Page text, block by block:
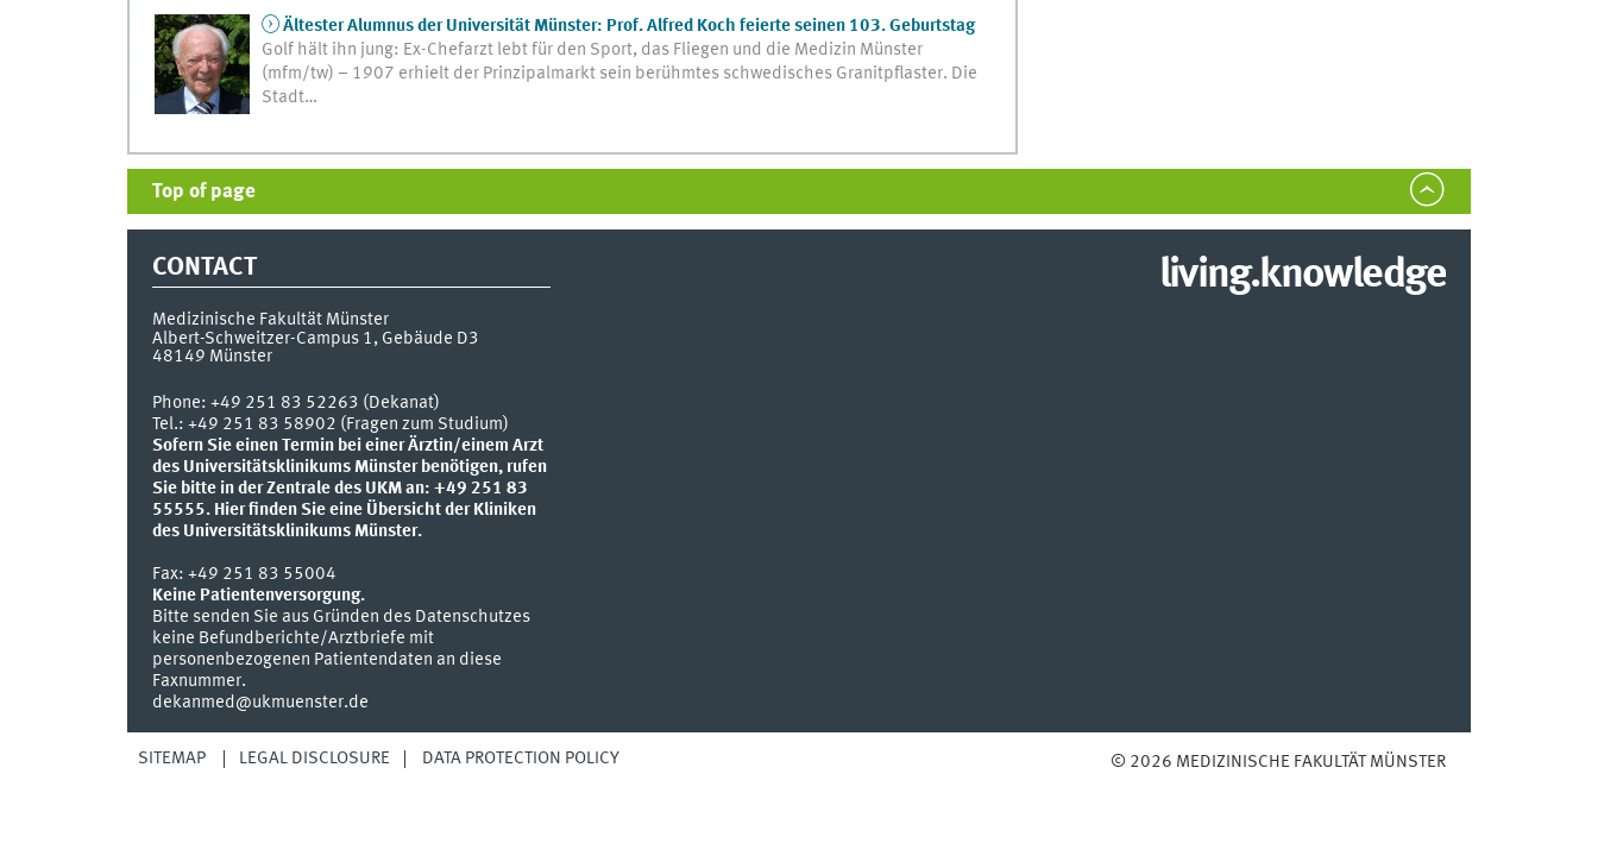
Ältester Alumnus der Universität Münster: Prof. Alfred Koch feierte seinen 103. Geburtstag
Golf hält ihn jung: Ex-Chefarzt lebt für den Sport, das Fliegen und die Medizin Münster
(mfm/tw) – 1907 erhielt der Prinzipalmarkt sein berühmtes schwedisches Granitpflaster. Die
Stadt…
Top of page
CONTACT
Medizinische Fakultät Münster
Albert-Schweitzer-Campus 1, Gebäude D3
48149 Münster
Phone: +49 251 83 52263 (Dekanat)
Tel.: +49 251 83 58902 (Fragen zum Studium)
Sofern Sie einen Termin bei einer Ärztin/einem Arzt
des Universitätsklinikums Münster benötigen, rufen
Sie bitte in der Zentrale des UKM an: +49 251 83
55555. Hier finden Sie eine Übersicht der Kliniken
des Universitätsklinikums Münster.
Fax: +49 251 83 55004
Keine Patientenversorgung.
Bitte senden Sie aus Gründen des Datenschutzes
keine Befundberichte/Arztbriefe mit
personenbezogenen Patientendaten an diese
Faxnummer.
dekanmed@ukmuenster.de
living.knowledge
SITEMAP LEGAL DISCLOSURE DATA PROTECTION POLICY © 2026 MEDIZINISCHE FAKULTÄT MÜNSTER